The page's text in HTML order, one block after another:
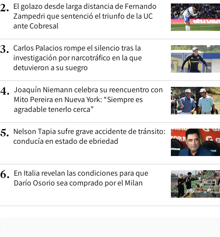
2. El golazo desde larga distancia de Fernando
Zampedri que sentenció el triunfo de la UC
ante Cobresal
3. Carlos Palacios rompe el silencio tras la
investigación por narcotráfico en la que
detuvieron a su suegro
4. Joaquín Niemann celebra su reencuentro con
Mito Pereira en Nueva York: “Siempre es
agradable tenerlo cerca”
5. Nelson Tapia sufre grave accidente de tránsito:
conducía en estado de ebriedad
6. En Italia revelan las condiciones para que
Darío Osorio sea comprado por el Milan